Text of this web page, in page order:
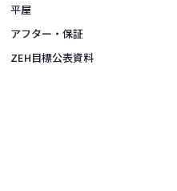
平屋
アフター・保証
ZEH目標公表資料